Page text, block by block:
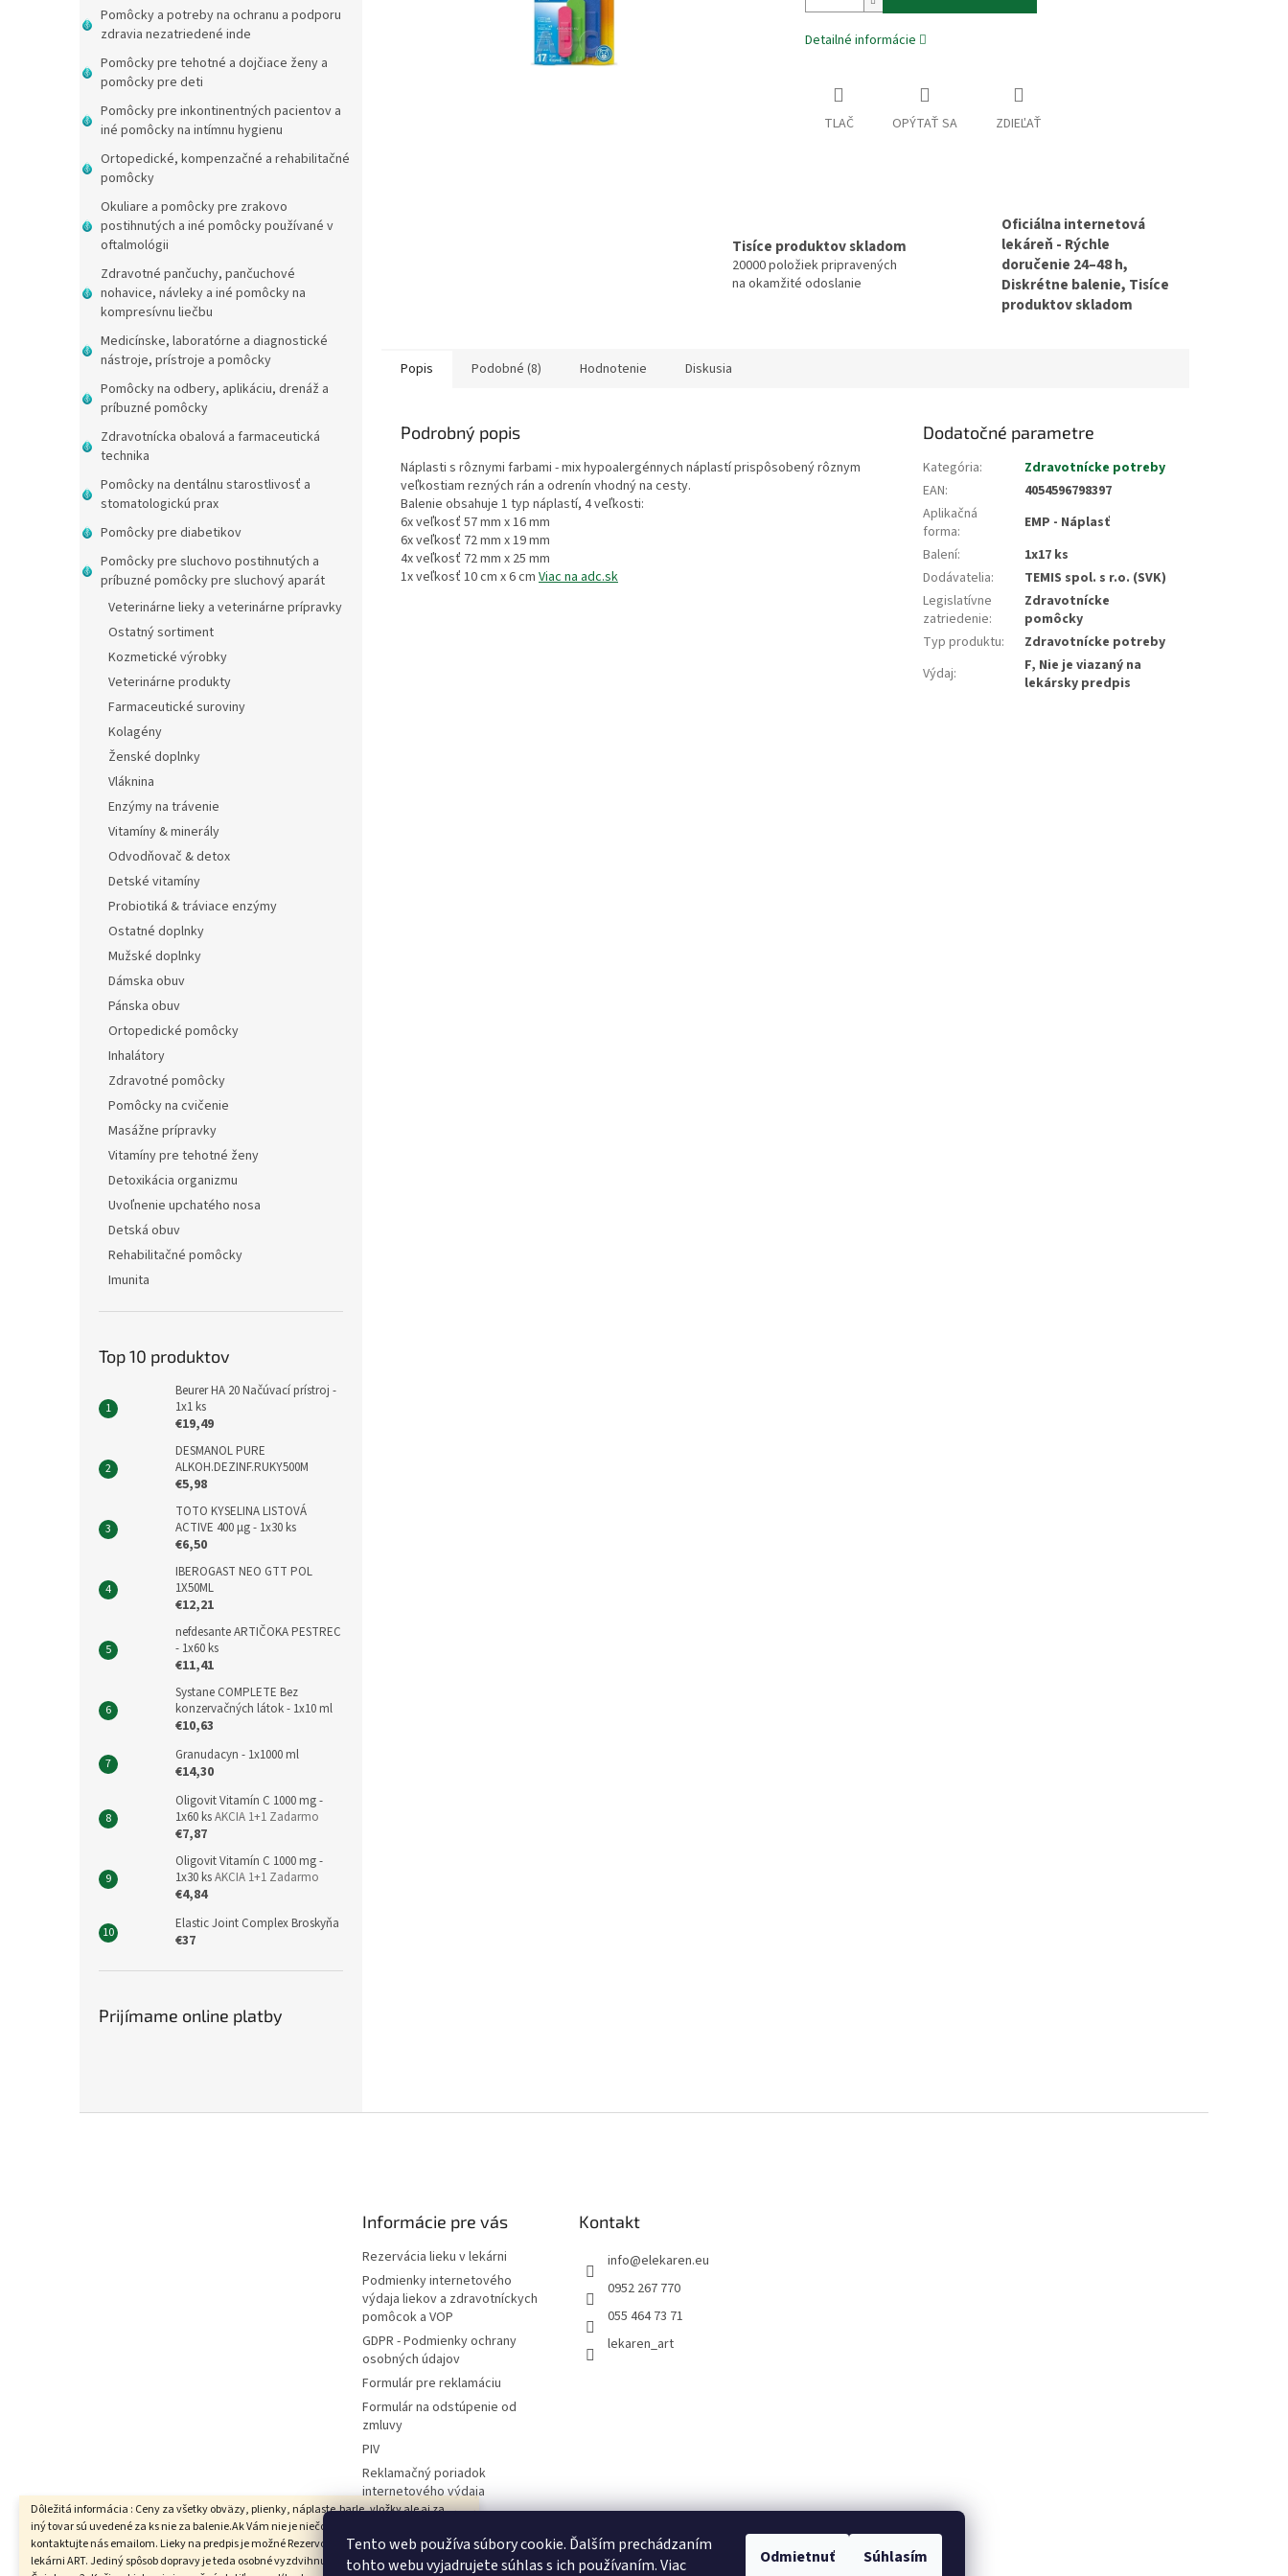
Tento web používa súbory cookie. Ďalším prechádzaním
tohto webu vyjadrujete súhlas s ich používaním. Viac
Odmietnuť Súhlasím
Dôležitá informácia : Ceny za všetky obväzy, plienky, náplaste,barle, vložky ale aj za
iný tovar sú uvedené za ks nie za balenie.Ak Vám nie je niečo jasné prosím
kontaktujte nás emailom. Lieky na predpis je možné Rezervovať iba s vyzdvihnutím v
lekárni ART. Jediný spôsob dopravy je teda osobné vyzdvihnutie v Lekárni ART,
Pomôcky a potreby na ochranu a podporu
zdravia nezatriedené inde
Pomôcky pre tehotné a dojčiace ženy a
pomôcky pre deti
Pomôcky pre inkontinentných pacientov a
iné pomôcky na intímnu hygienu
Ortopedické, kompenzačné a rehabilitačné
pomôcky
Okuliare a pomôcky pre zrakovo
postihnutých a iné pomôcky používané v
oftalmológii
Zdravotné pančuchy, pančuchové
nohavice, návleky a iné pomôcky na
kompresívnu liečbu
Medicínske, laboratórne a diagnostické
nástroje, prístroje a pomôcky
Pomôcky na odbery, aplikáciu, drenáž a
príbuzné pomôcky
Zdravotnícka obalová a farmaceutická
technika
Pomôcky na dentálnu starostlivosť a
stomatologickú prax
Pomôcky pre diabetikov
Pomôcky pre sluchovo postihnutých a
príbuzné pomôcky pre sluchový aparát
Veterinárne lieky a veterinárne prípravky
Ostatný sortiment
Kozmetické výrobky
Veterinárne produkty
Farmaceutické suroviny
Kolagény
Ženské doplnky
Vláknina
Enzýmy na trávenie
Vitamíny & minerály
Odvodňovač & detox
Detské vitamíny
Probiotiká & tráviace enzýmy
Ostatné doplnky
Mužské doplnky
Dámska obuv
Pánska obuv
Ortopedické pomôcky
Inhalátory
Zdravotné pomôcky
Pomôcky na cvičenie
Masážne prípravky
Vitamíny pre tehotné ženy
Detoxikácia organizmu
Uvoľnenie upchatého nosa
Detská obuv
Rehabilitačné pomôcky
Imunita
Top 10 produktov
Beurer HA 20 Načúvací prístroj -
1x1 ks
€19,49
DESMANOL PURE
ALKOH.DEZINF.RUKY500M
€5,98
TOTO KYSELINA LISTOVÁ
ACTIVE 400 μg - 1x30 ks
€6,50
IBEROGAST NEO GTT POL
1X50ML
€12,21
nefdesante ARTIČOKA PESTREC
- 1x60 ks
€11,41
Systane COMPLETE Bez
konzervačných látok - 1x10 ml
€10,63
Granudacyn - 1x1000 ml
€14,30
Oligovit Vitamín C 1000 mg -
1x60 ksAKCIA 1+1 Zadarmo
€7,87
Oligovit Vitamín C 1000 mg -
1x30 ksAKCIA 1+1 Zadarmo
€4,84
Elastic Joint Complex Broskyňa
€37
Prijímame online platby
Detailné informácie
TLAČ OPÝTAŤ SA ZDIEĽAŤ
Tisíce produktov skladom
20000 položiek pripravených
na okamžité odoslanie
Oficiálna internetová
lekáreň - Rýchle
doručenie 24–48 h,
Diskrétne balenie, Tisíce
produktov skladom
Popis Podobné (8) Hodnotenie Diskusia
Podrobný popis
Náplasti s rôznymi farbami - mix hypoalergénnych náplastí prispôsobený rôznym
veľkostiam rezných rán a odrenín vhodný na cesty.
Balenie obsahuje 1 typ náplastí, 4 veľkosti:
6x veľkosť 57 mm x 16 mm
6x veľkosť 72 mm x 19 mm
4x veľkosť 72 mm x 25 mm
1x veľkosť 10 cm x 6 cm Viac na adc.sk
Dodatočné parametre
Kategória:
Zdravotnícke potreby
EAN:
4054596798397
Aplikačná
forma:
EMP - Náplasť
Balení:
1x17 ks
Dodávatelia:
TEMIS spol. s r.o. (SVK)
Legislatívne
zatriedenie:
Zdravotnícke
pomôcky
Typ produktu:
Zdravotnícke potreby
Výdaj:
F, Nie je viazaný na
lekársky predpis
Informácie pre vás
Rezervácia lieku v lekárni
Podmienky internetového
výdaja liekov a zdravotníckych
pomôcok a VOP
GDPR - Podmienky ochrany
osobných údajov
Formulár pre reklamáciu
Formulár na odstúpenie od
zmluvy
PIV
Reklamačný poriadok
internetového výdaja
Hodnotenie obchodu
Moja objednávka
Kontakt
info@elekaren.eu
0952 267 770
055 464 73 71
lekaren_art